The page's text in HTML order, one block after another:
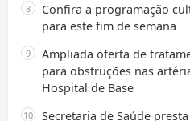
Confira a programação
para este fim de semana
Ampliada oferta de
para obstruções nas
Hospital de Base
Secretaria de Saúde